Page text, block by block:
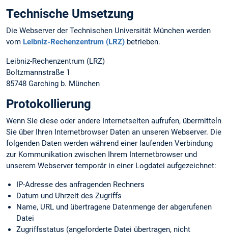
Technische Umsetzung
Die Webserver der Technischen Universität München werden
vom Leibniz-Rechenzentrum (LRZ) betrieben.
Leibniz-Rechenzentrum (LRZ)
Boltzmannstraße 1
85748 Garching b. München
Protokollierung
Wenn Sie diese oder andere Internetseiten aufrufen, übermitteln
Sie über Ihren Internetbrowser Daten an unseren Webserver. Die
folgenden Daten werden während einer laufenden Verbindung
zur Kommunikation zwischen Ihrem Internetbrowser und
unserem Webserver temporär in einer Logdatei aufgezeichnet:
IP-Adresse des anfragenden Rechners
Datum und Uhrzeit des Zugriffs
Name, URL und übertragene Datenmenge der abgerufenen
Datei
Zugriffsstatus (angeforderte Datei übertragen, nicht